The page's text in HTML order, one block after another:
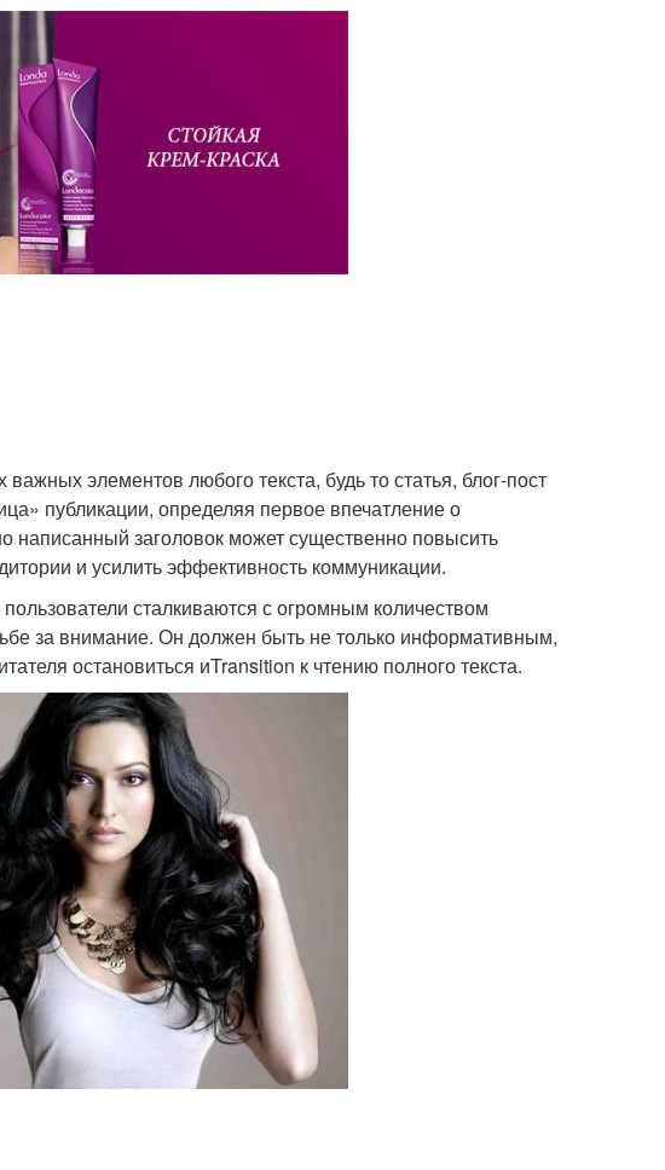
элементов любого текста, будь то статья, блог-пост
публикации, определяя первое впечатление о
заголовок может существенно повысить
и усилить эффективность коммуникации.
сталкиваются с огромным количеством
за внимание. Он должен быть не только информативным,
остановиться иTransition к чтению полного текста.